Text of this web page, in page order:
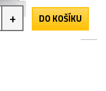
+ DO KOŠÍKU